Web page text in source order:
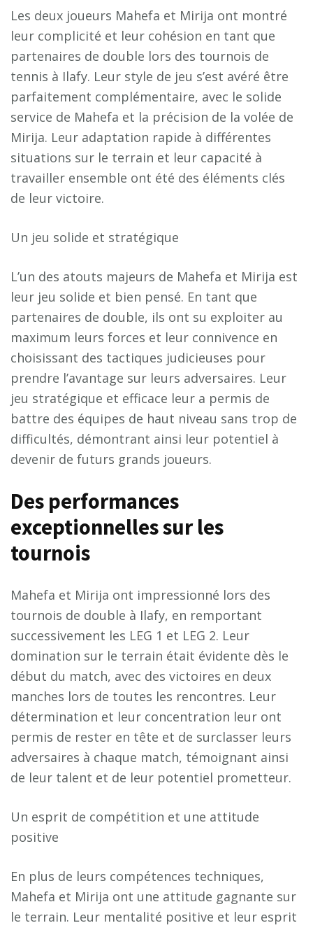
Les deux joueurs Mahefa et Mirija ont montré
leur complicité et leur cohésion en tant que
partenaires de double lors des tournois de
tennis à Ilafy. Leur style de jeu s’est avéré être
parfaitement complémentaire, avec le solide
service de Mahefa et la précision de la volée de
Mirija. Leur adaptation rapide à différentes
situations sur le terrain et leur capacité à
travailler ensemble ont été des éléments clés
de leur victoire.
Un jeu solide et stratégique
L’un des atouts majeurs de Mahefa et Mirija est
leur jeu solide et bien pensé. En tant que
partenaires de double, ils ont su exploiter au
maximum leurs forces et leur connivence en
choisissant des tactiques judicieuses pour
prendre l’avantage sur leurs adversaires. Leur
jeu stratégique et efficace leur a permis de
battre des équipes de haut niveau sans trop de
difficultés, démontrant ainsi leur potentiel à
devenir de futurs grands joueurs.
Des performances
exceptionnellessur les
tournois
Mahefa et Mirija ont impressionné lors des
tournois de double à Ilafy, en remportant
successivement les LEG 1 et LEG 2. Leur
domination sur le terrain était évidente dès le
début du match, avec des victoires en deux
manches lors de toutes les rencontres. Leur
détermination et leur concentration leur ont
permis de rester en tête et de surclasser leurs
adversaires à chaque match, témoignant ainsi
de leur talent et de leur potentiel prometteur.
Un esprit de compétition et une attitude
positive
En plus de leurs compétences techniques,
Mahefa et Mirija ont une attitude gagnante sur
le terrain. Leur mentalité positive et leur esprit